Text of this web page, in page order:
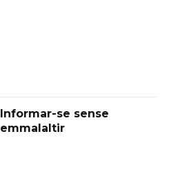
Informar-se sense
emmalaltir